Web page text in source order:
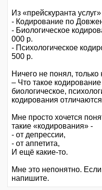
Из «прейскуранта
- Кодирование по
- Биологическое
000 р.
- Психологическое
500 р.
Ничего не понял,
– Что такое
биологическое,
кодирования
Мне просто хочется
такие «кодирования» -
- от депрессии,
- от аппетита,
И ещё какие-то.
Мне это непонятно.
напишите.